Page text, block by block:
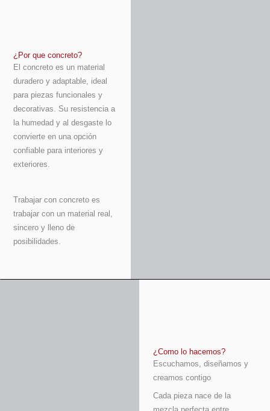
¿Por que concreto?
El concreto es un material
duradero y adaptable, ideal
para piezas funcionales y
decorativas. Su resistencia a
la humedad y al desgaste lo
convierte en una opción
confiable para interiores y
exteriores.
Trabajar con concreto es
trabajar con un material real,
sincero y lleno de
posibilidades.
¿Como lo hacemos?
Escuchamos, diseñamos y
creamos contigo
Cada pieza nace de la